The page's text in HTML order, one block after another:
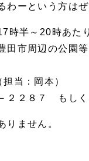
わーという方は
時半～20時あた
田市周辺の公園
当：岡本）
－２２８７ もし
りません。